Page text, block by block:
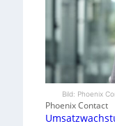
Bild: Phoenix
Phoenix Contact